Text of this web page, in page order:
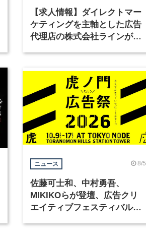
【求人情報】ダイレクトマー
ケティングを主軸とした広告
代理店の株式会社ラインが、
ニュース 8/5
佐藤可士和、中村勇吾、
MIKIKOらが登壇、広告クリ
エイティブフェスティバル